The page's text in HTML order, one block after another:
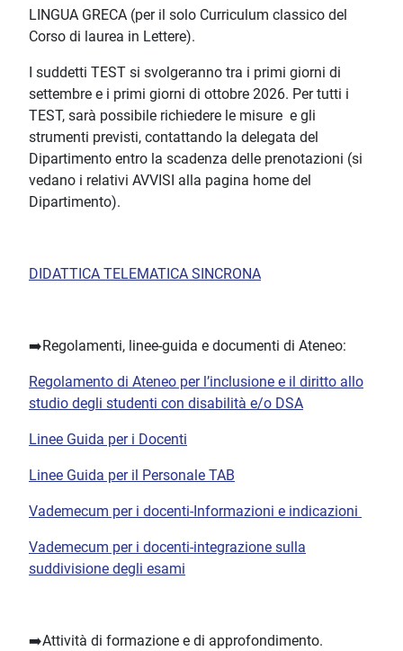
LINGUA GRECA (per il solo Curriculum classico del
Corso di laurea in Lettere).
I suddetti TEST si svolgeranno tra i primi giorni di
settembre e i primi giorni di ottobre 2026. Per tutti i
TEST, sarà possibile richiedere le misure e gli
strumenti previsti, contattando la delegata del
Dipartimento entro la scadenza delle prenotazioni (si
vedano i relativi AVVISI alla pagina home del
Dipartimento).
DIDATTICA TELEMATICA SINCRONA
➡️Regolamenti, linee-guida e documenti di Ateneo:
Regolamento di Ateneo per l’inclusione e il diritto allo
studio degli studenti con disabilità e/o DSA
Linee Guida per i Docenti
Linee Guida per il Personale TAB
Vademecum per i docenti-Informazioni e indicazioni
Vademecum per i docenti-integrazione sulla
suddivisione degli esami
➡️Attività di formazione e di approfondimento.